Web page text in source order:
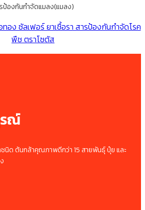
ป้องกันกำจัดแมลง(แมลง)
ทอง ซัลเฟอร์ ยาเชื้อรา สารป้องกันกำจัดโรค
พืช ตราโซตัส
ณ์
นิด ต้นกล้าคุณภาพดีกว่า 15 สายพันธุ์ ปุ๋ย และ